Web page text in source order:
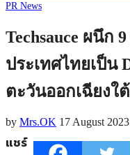
PR News
Techsauce ผนึก
ประเทศไทยเป็น
ตะวันออกเฉียงใต้
by Mrs.OK 17 August 2023
แชร์